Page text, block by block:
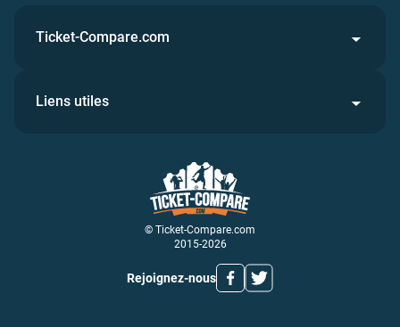
© Ticket-Compare.com
2015-2026
Rejoignez-nous
Ticket-Compare.com
Liens utiles